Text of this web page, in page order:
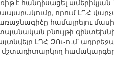
է հանդիսացել ամերիկյան
որում ԼՂՀ
համալրելու
բնույթի
ԼՂՀ ԶՈւ-ում՝
համակարգեր